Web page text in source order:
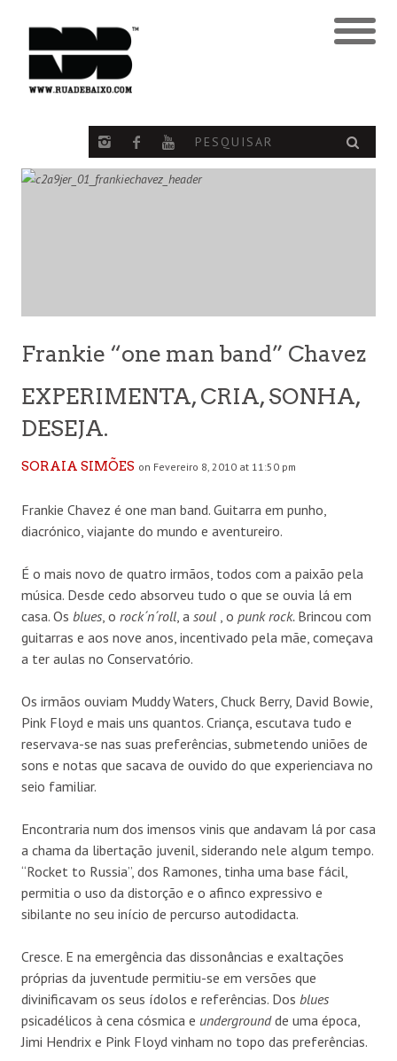
Frankie “one man band” Chavez
EXPERIMENTA, CRIA, SONHA,
DESEJA.
SORAIA SIMÕES on Fevereiro 8, 2010 at 11:50 pm
Frankie Chavez é one man band. Guitarra em punho,
diacrónico, viajante do mundo e aventureiro.
É o mais novo de quatro irmãos, todos com a paixão pela
música. Desde cedo absorveu tudo o que se ouvia lá em
casa. Os blues , o rock´n´roll , a soul , o punk rock. Brincou com
guitarras e aos nove anos, incentivado pela mãe, começava
a ter aulas no Conservatório.
Os irmãos ouviam Muddy Waters, Chuck Berry, David Bowie,
Pink Floyd e mais uns quantos. Criança, escutava tudo e
reservava-se nas suas preferências, submetendo uniões de
sons e notas que sacava de ouvido do que experienciava no
seio familiar.
Encontraria num dos imensos vinis que andavam lá por casa
a chama da libertação juvenil, siderando nele algum tempo.
“Rocket to Russia”, dos Ramones, tinha uma base fácil,
permitia o uso da distorção e o afinco expressivo e
sibilante no seu início de percurso autodidacta.
Cresce. E na emergência das dissonâncias e exaltações
próprias da juventude permitiu-se em versões que
divinificavam os seus ídolos e referências. Dos blues
psicadélicos à cena cósmica e undergroundde uma época,
Jimi Hendrix e Pink Floyd vinham no topo das preferências.